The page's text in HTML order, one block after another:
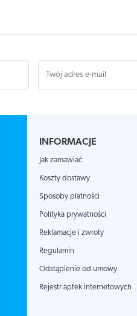
INFORMACJE
Jak zamawiać
Koszty dostawy
Sposoby płatności
Polityka prywatności
Reklamacje i zwroty
Regulamin
Odstąpienie od umowy
Rejestr aptek internetowych